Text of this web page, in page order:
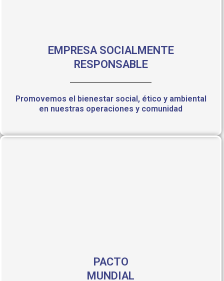
EMPRESA SOCIALMENTE
RESPONSABLE
Promovemos el bienestar social, ético y ambiental
en nuestras operaciones y comunidad
PACTO
MUNDIAL